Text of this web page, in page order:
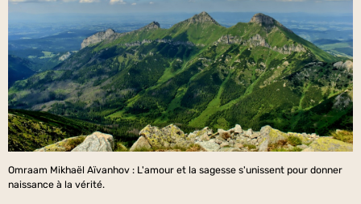
Omraam Mikhaël Aïvanhov : L'amour et la sagesse s'unissent pour donner
naissance à la vérité.